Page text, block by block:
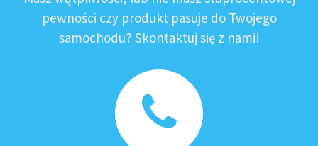
pewności czy produkt pasuje do Twojego
samochodu? Skontaktuj się z nami!